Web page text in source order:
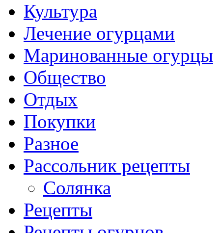
Культура
Лечение огурцами
Маринованные огурцы
Общество
Отдых
Покупки
Разное
Рассольник рецепты
Солянка
Рецепты